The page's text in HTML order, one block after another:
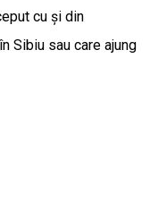
cu și din
Sibiu sau care ajung